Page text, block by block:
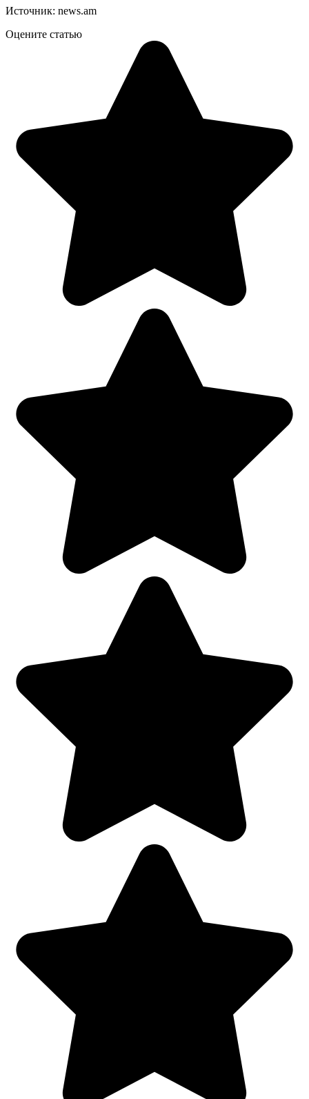
Источник: news.am
Оцените статью